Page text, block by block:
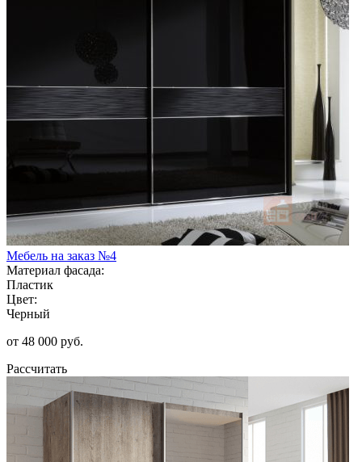
Мебель на заказ №4
Материал фасада:
Пластик
Цвет:
Черный
от 48 000 руб.
Рассчитать